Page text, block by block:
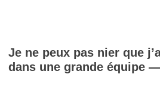
Je ne peux pas nier que
dans une grande équipe